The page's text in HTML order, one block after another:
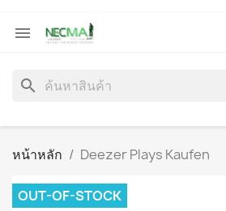

search
หน้าหลัก Deezer Plays Kaufen
OUT-OF-STOCK